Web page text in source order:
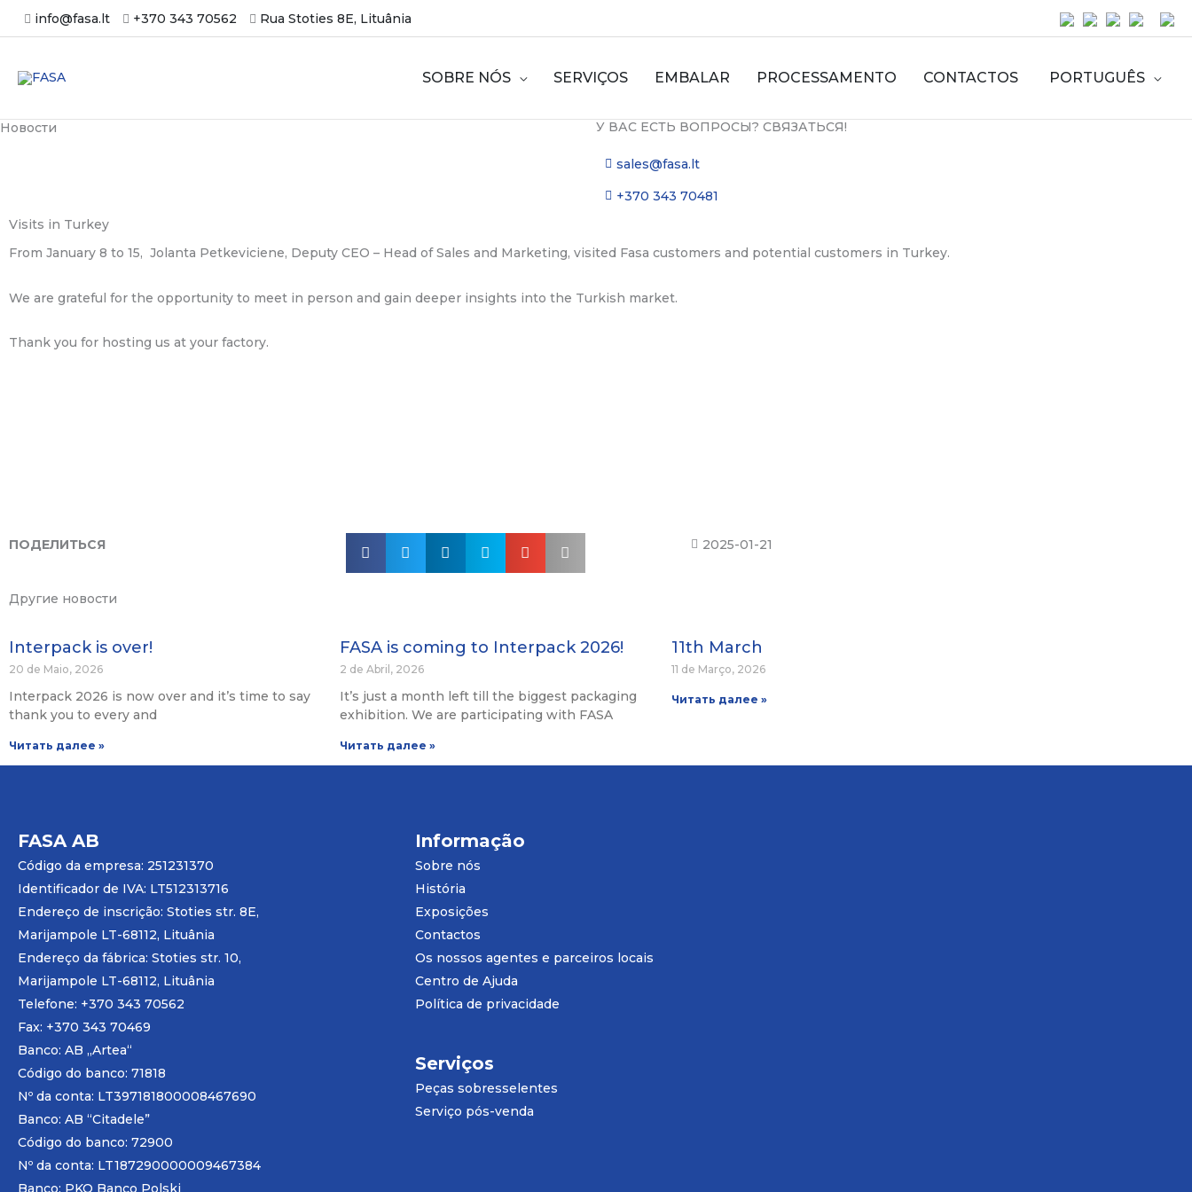
Skip
to
info@fasa.lt +370 343 70562 Rua Stoties 8E, Lituânia
SOBRE NÓS SERVIÇOS EMBALAR PROCESSAMENTO CONTACTOS PORTUGUÊS
Новости У ВАС ЕСТЬ ВОПРОСЫ? СВЯЗАТЬСЯ!
sales@fasa.lt
+370 343 70481
Visits in Turkey
From January 8 to 15, Jolanta Petkeviciene, Deputy CEO – Head of Sales and Marketing, visited Fasa customers and potential customers in Turkey.
We are grateful for the opportunity to meet in person and gain deeper insights into the Turkish market.
Thank you for hosting us at your factory.
ПОДЕЛИТЬСЯ 2025-01-21
Другие новости
Interpack is over!
20 de Maio, 2026
Interpack 2026 is now over and it’s time to say
thank you to every and
Читать далее »
FASA is coming to Interpack 2026!
2 de Abril, 2026
It’s just a month left till the biggest packaging
exhibition. We are participating with FASA
Читать далее »
11th March
11 de Março, 2026
Читать далее »
FASA AB
Código da empresa: 251231370
Identificador de IVA: LT512313716
Endereço de inscrição: Stoties str. 8E,
Marijampole LT-68112, Lituânia
Endereço da fábrica: Stoties str. 10,
Marijampole LT-68112, Lituânia
Telefone: +370 343 70562
Fax: +370 343 70469
Banco: AB „Artea“
Código do banco: 71818
Nº da conta: LT397181800008467690
Banco: AB “Citadele”
Código do banco: 72900
Nº da conta: LT187290000009467384
Banco: PKO Banco Polski
Informação
Sobre nós
História
Exposições
Contactos
Os nossos agentes e parceiros locais
Centro de Ajuda
Política de privacidade
Serviços
Peças sobresselentes
Serviço pós-venda